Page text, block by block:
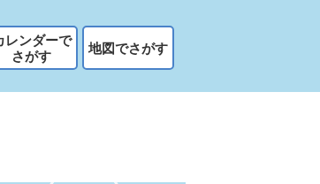
レンダーで
さがす
地図でさがす